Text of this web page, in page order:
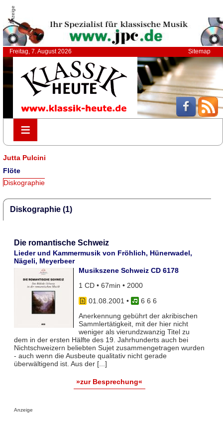
Anzeige
Freitag, 7. August 2026 Sitemap
≡
≡
Jutta Pulcini
Flöte
Diskographie
Diskographie (1)
Die romantische Schweiz
Lieder und Kammermusik von Fröhlich, Hünerwadel,
Nägeli, Meyerbeer
Musikszene Schweiz CD 6178
1 CD • 67min • 2000
01.08.2001 •
6 6 6
Anerkennung gebührt der akribischen
Sammlertätigkeit, mit der hier nicht
weniger als vierundzwanzig Titel zu
dem in der ersten Hälfte des 19. Jahrhunderts auch bei
Nichtschweizern beliebten Sujet zusammengetragen wurden
- auch wenn die Ausbeute qualitativ nicht gerade
überwältigend ist. Aus der [...]
»zur Besprechung«
Anzeige